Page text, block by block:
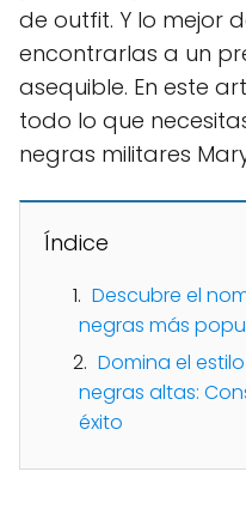
de outfit. Y lo mejor
encontrarlas a un
asequible. En este
todo lo que
negras militares
Índice
Descubre el
negras más
Domina el
negras altas:
éxito